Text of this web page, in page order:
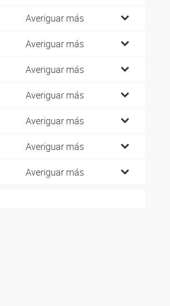
Averiguar más
Averiguar más
Averiguar más
Averiguar más
Averiguar más
Averiguar más
Averiguar más